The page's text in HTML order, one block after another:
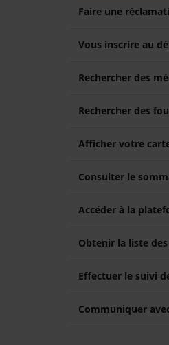
Faire une
Vous inscrire au
Rechercher des
Rechercher des
Afficher votre
Consulter le
Accéder à la
Obtenir la liste
Effectuer le suivi
Communiquer